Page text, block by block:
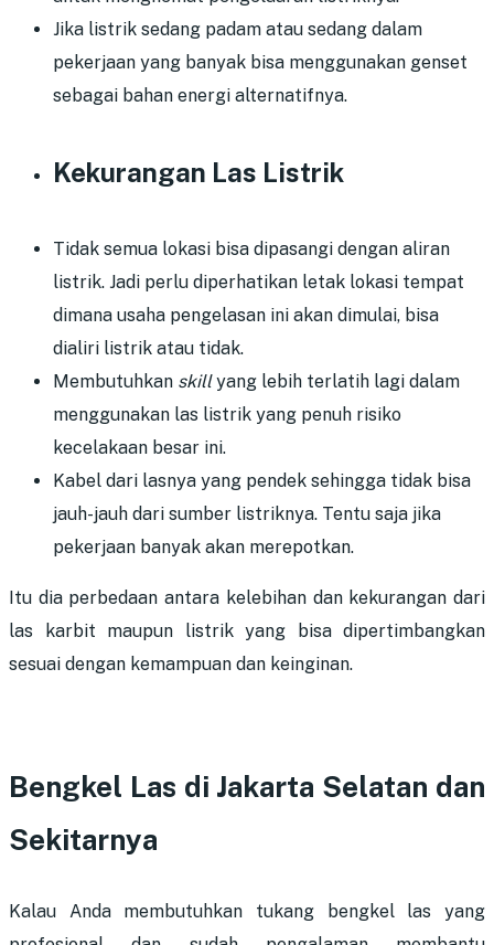
Jika listrik sedang padam atau sedang dalam
pekerjaan yang banyak bisa menggunakan genset
sebagai bahan energi alternatifnya.
Kekurangan Las Listrik
Tidak semua lokasi bisa dipasangi dengan aliran
listrik. Jadi perlu diperhatikan letak lokasi tempat
dimana usaha pengelasan ini akan dimulai, bisa
dialiri listrik atau tidak.
Membutuhkan skillyang lebih terlatih lagi dalam
menggunakan las listrik yang penuh risiko
kecelakaan besar ini.
Kabel dari lasnya yang pendek sehingga tidak bisa
jauh-jauh dari sumber listriknya. Tentu saja jika
pekerjaan banyak akan merepotkan.
Itu dia perbedaan antara kelebihan dan kekurangan dari
las karbit maupun listrik yang bisa dipertimbangkan
sesuai dengan kemampuan dan keinginan.
Bengkel Las di Jakarta Selatan dan
Sekitarnya
Kalau Anda membutuhkan tukang bengkel las yang